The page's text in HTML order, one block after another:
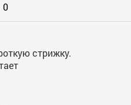
0
стрижку.